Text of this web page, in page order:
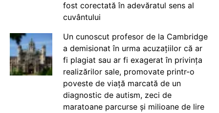
fost corectată în adevăratul sens al
cuvântului
Un cunoscut profesor de la Cambridge
a demisionat în urma acuzațiilor că ar
fi plagiat sau ar fi exagerat în privința
realizărilor sale, promovate printr-o
poveste de viață marcată de un
diagnostic de autism, zeci de
maratoane parcurse și milioane de lire